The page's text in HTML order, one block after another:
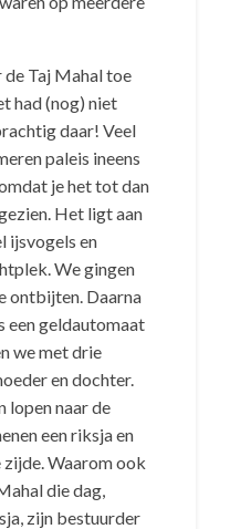
de Taj Mahal toe
had (nog) niet
daar! Veel
paleis ineens
je het tot dan
Het ligt aan
ijsvogels en
We gingen
ontbijten. Daarna
een geldautomaat
we met drie
en dochter.
lopen naar de
een riksja en
zijde. Waarom ook
die dag,
zijn bestuurder